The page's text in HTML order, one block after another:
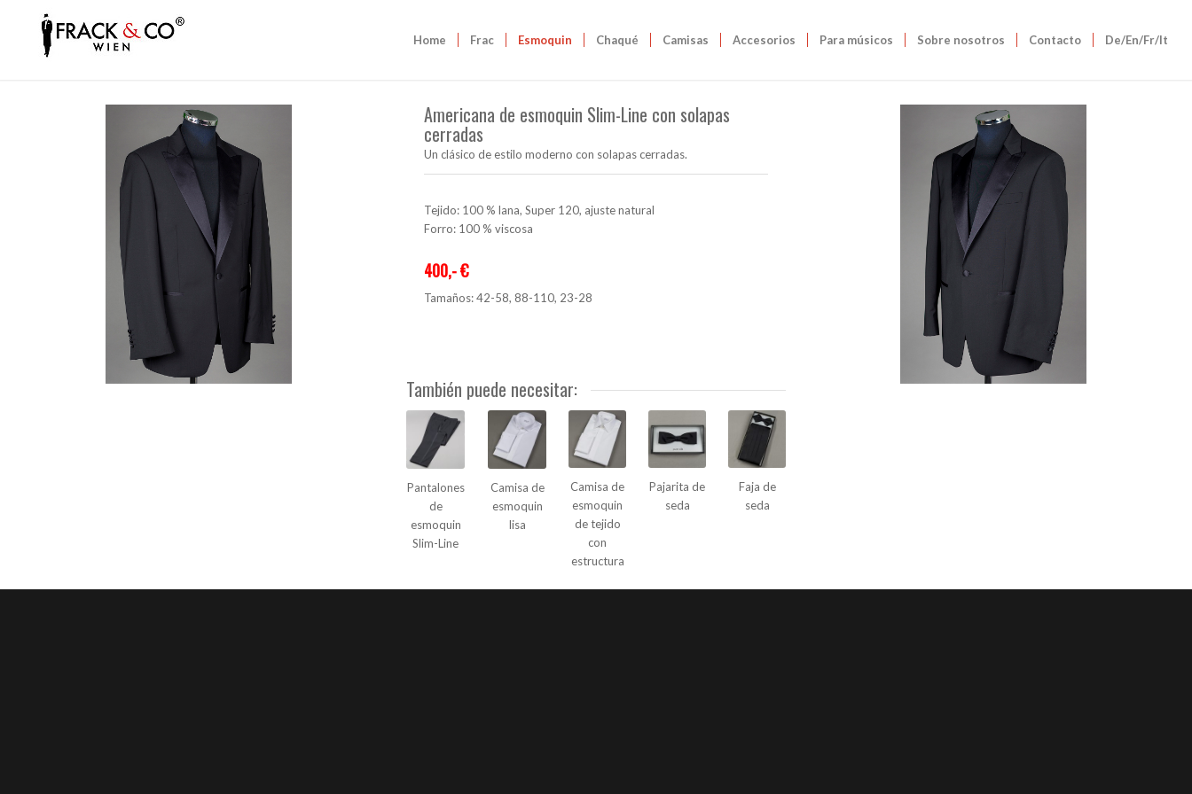
Home Frac Esmoquin Chaqué Camisas Accesorios Para músicos Sobre nosotros Contacto De/En/Fr/It
Americana de esmoquin Slim-Line con solapas
cerradas
Un clásico de estilo moderno con solapas cerradas.
Tejido: 100 % lana, Super 120, ajuste natural
Forro: 100 % viscosa
400,- €
Tamaños: 42-58, 88-110, 23-28
También puede necesitar:
Pantalones
de
esmoquin
Slim-Line
Camisa de
esmoquin
lisa
Camisa de
esmoquin
de tejido
con
estructura
Pajarita de
seda
Faja de
seda